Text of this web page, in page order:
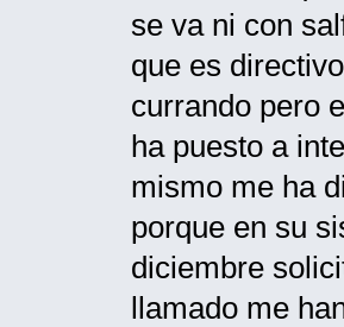
se va ni con
que es
currando pero
ha puesto a
mismo me ha
porque en su
diciembre
llamado me